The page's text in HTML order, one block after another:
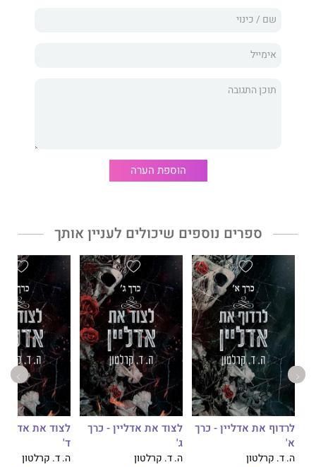
הוא תמיד שם, צופה וממתין.
אבל עכשיו, כשהתאהבתי, אני לא מסוגל להתרחק.
אמשיך לצפות ולהמתין, עד שאוכל להפוך אותה לשלי.
וברגע שהיא תהיה שלי, לעולם לא אתן לה ללכת.
גם אם היא תתחנן שאתן לה.
הערת הכותבת: הספר הזה מסתיים בקליף האנגר. אזהרות תוכן ניתן
למצוא באתר האינטרנט של הסופרת.
הוספת הערה
ספרים נוספים שיכולים לעניין אותך
לרדוף את אדליין - כרך
א'
ה. ד. קרלטון
לצוד את אדליין - כרך
ג'
ה. ד. קרלטון
לצוד את
ד'
ה. ד. קרלטון